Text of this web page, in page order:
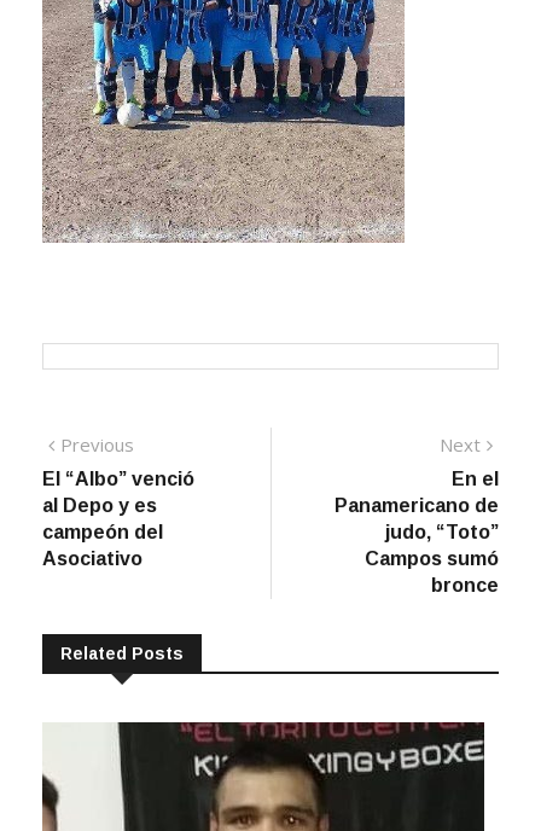
Navegación
de
entradas
Previous
post:
El “Albo” venció
al Depo y es
campeón del
Asociativo
Next
post:
En el
Panamericano de
judo, “Toto”
Campos sumó
bronce
Related Posts